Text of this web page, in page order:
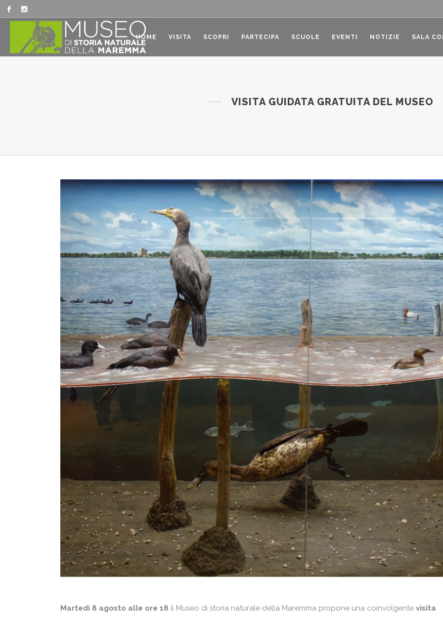
HOME VISITA SCOPRI PARTECIPA SCUOLE EVENTI NOTIZIE SALA
VISITA GUIDATA GRATUITA DEL MUSEO
Martedì 8 agosto alle ore 18 il Museo di storia naturale della Maremma propone una coinvolgente visita